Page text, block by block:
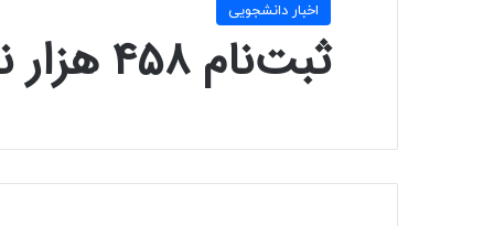
اخبار دانشجویی
ثبت‌نام ۴۵۸ هزار نفر جویای کار در سامانه اشتغال